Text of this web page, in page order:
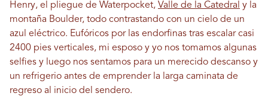
Henry, el pliegue de Waterpocket, Valle de la Catedral y la
montaña Boulder, todo contrastando con un cielo de un
azul eléctrico. Eufóricos por las endorfinas tras escalar casi
2400 pies verticales, mi esposo y yo nos tomamos algunas
selfies y luego nos sentamos para un merecido descanso y
un refrigerio antes de emprender la larga caminata de
regreso al inicio del sendero.